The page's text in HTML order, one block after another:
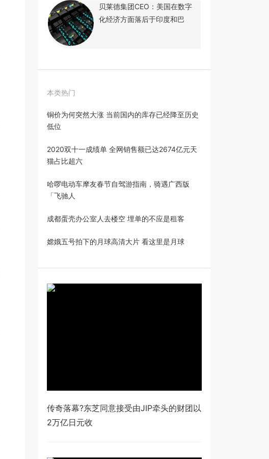
贝莱德集团CEO：美国在数字
化经济方面落后于印度和巴
本类热门
铜价为何突然大涨 当前国内的库存已经降至历史
低位
2020双十一成绩单 全网销售额已达2674亿元天
猫占比超六
哈啰电动车摩友春节自驾游指南，骑遇广西版
「飞驰人
成都蛋壳办公室人去楼空 埋单的不应是租客
嫦娥五号拍下的月球高清大片 看这里是月球
传奇落幕?东芝同意接受由JIP牵头的财团以
2万亿日元收